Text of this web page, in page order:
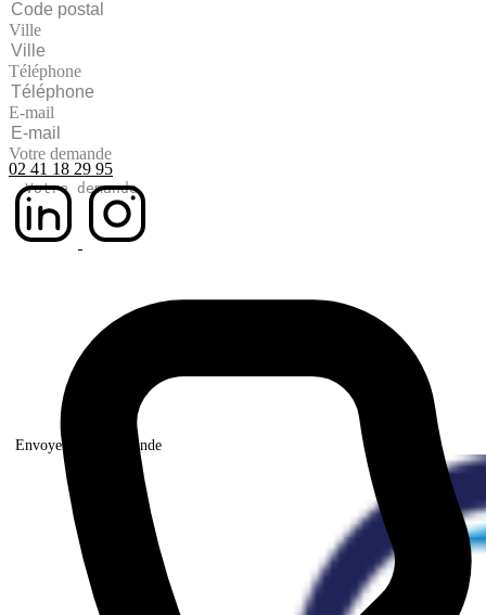
Ville
Téléphone
E-mail
Votre demande
Envoyer votre demande
02 41 18 29 95